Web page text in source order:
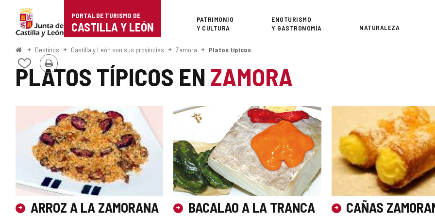
Portal
de
Turismo
de
Castilla
PORTAL DE TURISMO DE
CASTILLA Y LEÓN
Superior
PATRIMONIO
Y CULTURA
ENOTURISMO
Y GASTRONOMÍA
NATURALEZA
InicioDestinos Castilla y León son sus provincias Zamora Platos típicos
PLATOS TÍPICOS EN ZAMORA
Añadir/quitar
de
Imprimir
ARROZ A LA ZAMORANA BACALAO A LA TRANCA CAÑAS